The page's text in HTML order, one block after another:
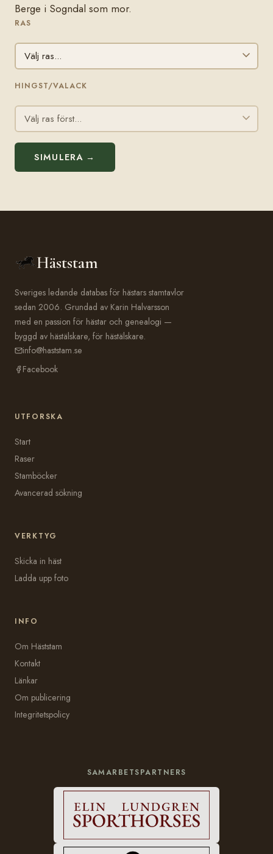
Berge i Sogndal som mor.
RAS
HINGST/VALACK
SIMULERA →
Häststam
Sveriges ledande databas för hästars stamtavlor
sedan 2006. Grundad av Karin Halvarsson
med en passion för hästar och genealogi —
byggd av hästälskare, för hästälskare.
info@haststam.se
Facebook
UTFORSKA
Start
Raser
Stamböcker
Avancerad sökning
VERKTYG
Skicka in häst
Ladda upp foto
INFO
Om Häststam
Kontakt
Länkar
Om publicering
Integritetspolicy
SAMARBETSPARTNERS